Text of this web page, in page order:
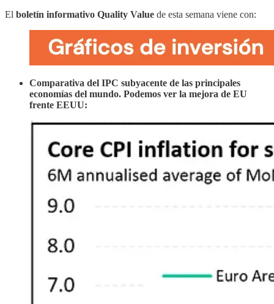
El boletín informativo Quality Value de esta semana viene con:
Comparativa del IPC subyacente de las principales
economías del mundo. Podemos ver la mejora de EU
frente EEUU: